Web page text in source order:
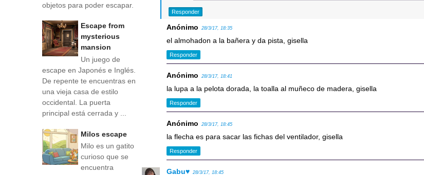
Responder
Anónimo 28/3/17, 18:35
el almohadon a la bañera y da pista, gisella
Responder
Anónimo 28/3/17, 18:41
la lupa a la pelota dorada, la toalla al muñeco de madera, gisella
Responder
Anónimo 28/3/17, 18:45
la flecha es para sacar las fichas del ventilador, gisella
Responder
Gabu♥ 28/3/17, 18:45
objetos para poder escapar.
Escape from
mysterious
mansion
Un juego de
escape en Japonés e Inglés.
De repente te encuentras en
una vieja casa de estilo
occidental. La puerta
principal está cerrada y ...
Milos escape
Milo es un gatito
curioso que se
encuentra